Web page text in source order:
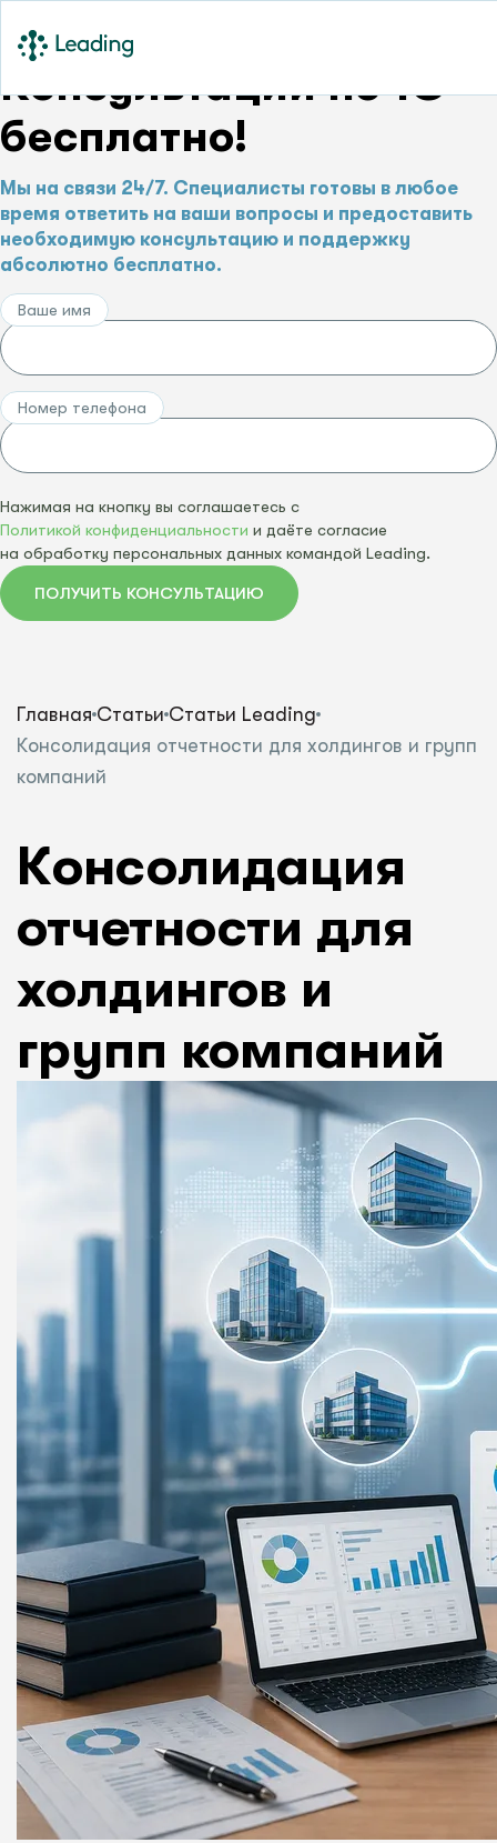
Консультации по 1С –
бесплатно!
Мы на связи 24/7. Специалисты готовы в любое
время ответить на ваши вопросы и предоставить
необходимую консультацию и поддержку
абсолютно бесплатно.
Ваше имя
Номер телефона
Нажимая на кнопку вы соглашаетесь с
Политикой конфиденциальности и даёте согласие
на обработку персональных данных командой Leading.
ПОЛУЧИТЬ КОНСУЛЬТАЦИЮ
Главная Статьи Статьи Leading
Консолидация отчетности для холдингов и групп
компаний
Консолидация
отчетности для
холдингов и
групп компаний